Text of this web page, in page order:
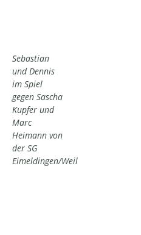
Sebastian
und Dennis
im Spiel
gegen Sascha
Kupfer und
Marc
Heimann von
der SG
Eimeldingen/Weil